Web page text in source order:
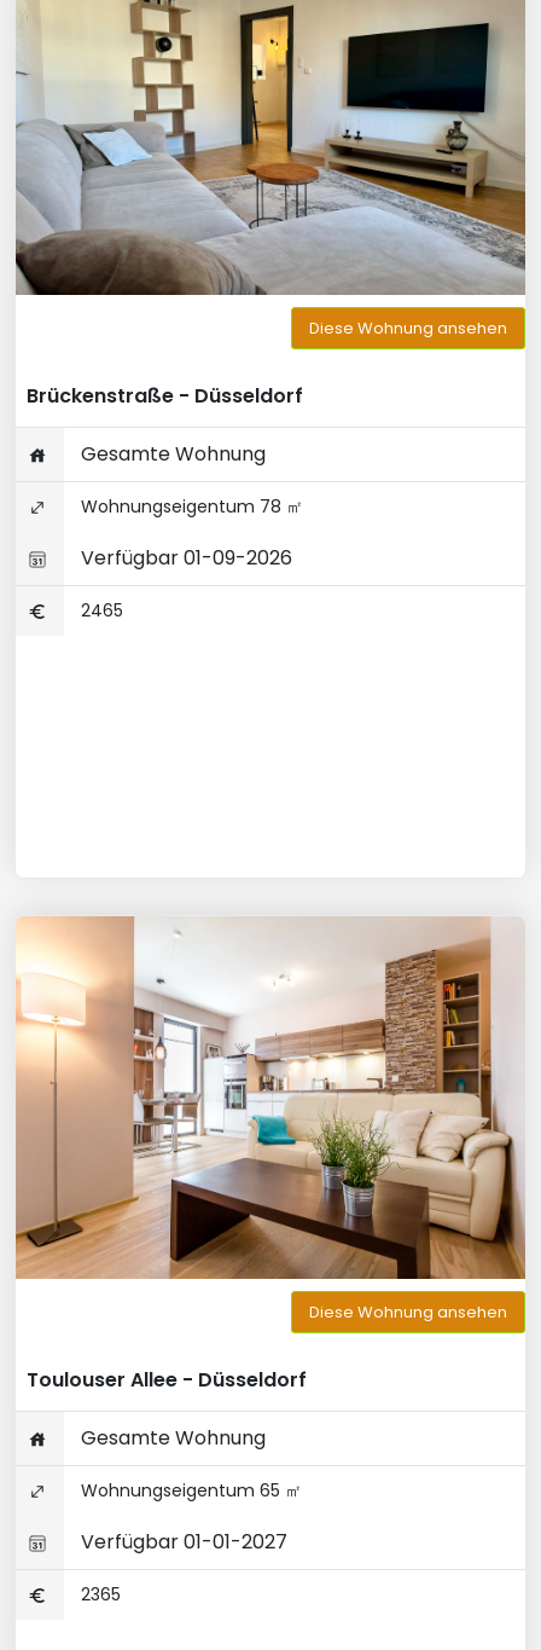
Diese Wohnung ansehen
Brückenstraße - Düsseldorf
Gesamte Wohnung
Wohnungseigentum 78 ㎡
Verfügbar 01-09-2026
2465
Diese Wohnung ansehen
Toulouser Allee - Düsseldorf
Gesamte Wohnung
Wohnungseigentum 65 ㎡
Verfügbar 01-01-2027
2365